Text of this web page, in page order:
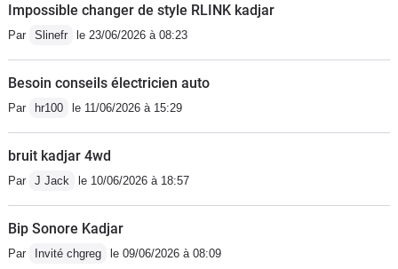
Impossible changer de style RLINK kadjar
Par Slinefr le 23/06/2026 à 08:23
Besoin conseils électricien auto
Par hr100 le 11/06/2026 à 15:29
bruit kadjar 4wd
Par J Jack le 10/06/2026 à 18:57
Bip Sonore Kadjar
Par Invité chgreg le 09/06/2026 à 08:09